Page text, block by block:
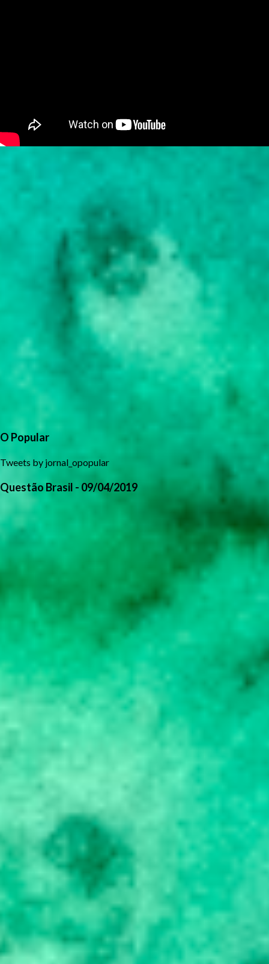
O Popular
Tweets by jornal_opopular
Questão Brasil - 09/04/2019